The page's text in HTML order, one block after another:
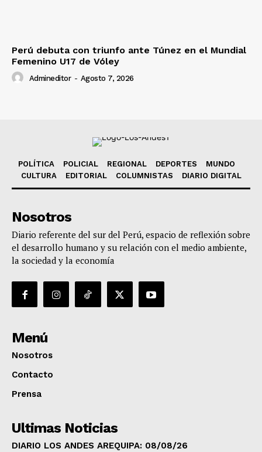
Perú debuta con triunfo ante Túnez en el Mundial
Femenino U17 de Vóley
Admineditor - Agosto 7, 2026
POLÍTICA POLICIAL REGIONAL DEPORTES
MUNDO
CULTURA
EDITORIAL COLUMNISTAS DIARIO DIGITAL
Nosotros
Diario referente del sur del Perú, espacio de reflexión sobre
el desarrollo humano y su relación con el medio ambiente,
la sociedad y la economía
Menú
Nosotros
Contacto
Prensa
Ultimas Noticias
DIARIO LOS ANDES AREQUIPA: 08/08/26